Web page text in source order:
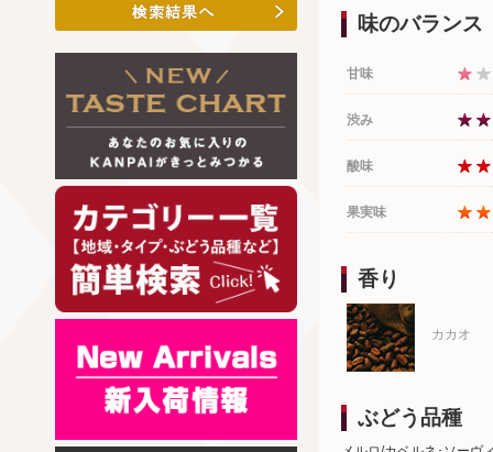
味のバランス
甘味
渋み
酸味
果実味
香り
カカオ
ぶどう品種